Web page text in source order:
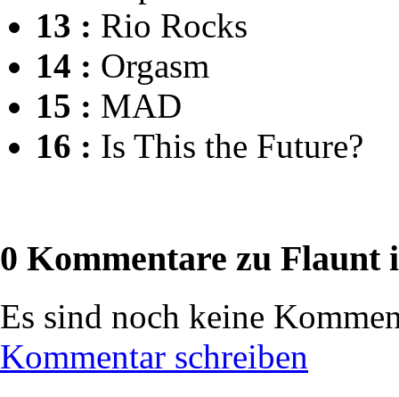
13 : Rio Rocks
14 : Orgasm
15 : MAD
16 : Is This the Future?
0 Kommentare zu Flaunt
Es sind noch keine
Kommentar schreiben